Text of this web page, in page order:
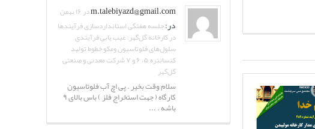
m.talebiyazd@gmail.comدر ۱۶ بهمن
در:جلسه هفتگی استانداردسازی فرآیندها
در کارخانه گل‌گهر: عیب یابی فرآیندی
سلول‌های فلوتاسیون ومکو خطوط تولید
کنسانتره ۵، ۶ و ۷ شرکت معدنی و صنعتی
گل‌گهر
سلام وقت بخیر . پی اچ آب فلوتاسیون
کارگاه ( جهت استخراج فلز ) باس بالای ۹
باشه . ...